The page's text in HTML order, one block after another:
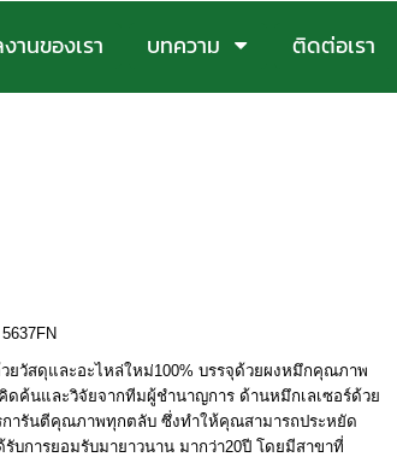
านของเรา บทความ ติดต่อเรา
วัสดุและอะไหล่ใหม่100% บรรจุด้วยผงหมึกคุณภาพ
ค้นและวิจัยจากทีมผู้ชำนาญการ ด้านหมึกเลเซอร์ด้วย
การันตีคุณภาพทุกตลับ ซึ่งทำให้คุณสามารถประหยัด
บการยอมรับมายาวนาน มากว่า20ปี โดยมีสาขาที่